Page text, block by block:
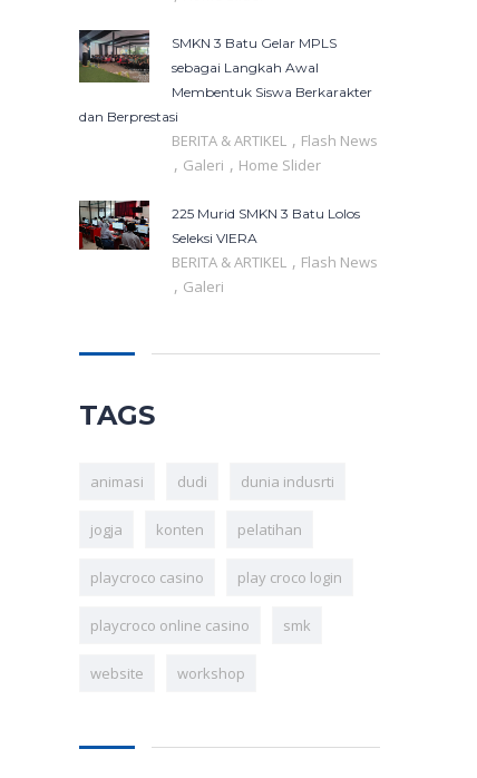
SMKN 3 Batu Gelar MPLS
sebagai Langkah Awal
Membentuk Siswa Berkarakter
dan Berprestasi
BERITA & ARTIKEL , Flash News
, Galeri , Home Slider
225 Murid SMKN 3 Batu Lolos
Seleksi VIERA
BERITA & ARTIKEL , Flash News
, Galeri
TAGS
animasi dudi dunia indusrti
jogja konten pelatihan
playcroco casino play croco login
playcroco online casino smk
website workshop